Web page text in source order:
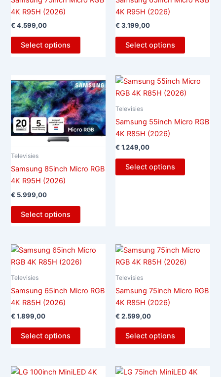
4K R95H (2026)
€ 4.599,00
Select options
4K R95H (2026)
€ 3.199,00
Select options
Televisies
Samsung 85inch Micro RGB
4K R95H (2026)
€ 5.999,00
Select options
Televisies
Samsung 55inch Micro RGB
4K R85H (2026)
€ 1.249,00
Select options
Televisies
Samsung 65inch Micro RGB
4K R85H (2026)
€ 1.899,00
Select options
Televisies
Samsung 75inch Micro RGB
4K R85H (2026)
€ 2.599,00
Select options